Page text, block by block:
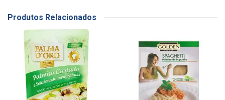
Produtos Relacionados